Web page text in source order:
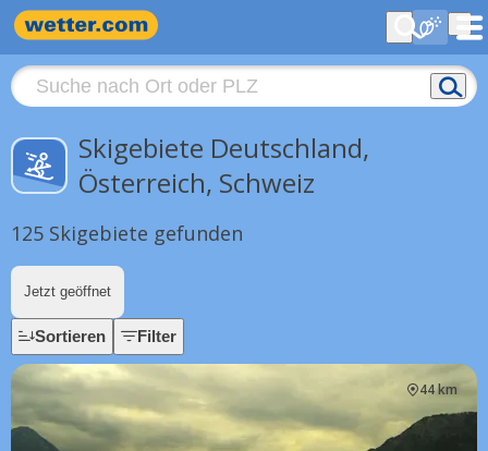
Skigebiete Deutschland,
Österreich, Schweiz
125 Skigebiete gefunden
Jetzt geöffnet
Sortieren Filter
44 km